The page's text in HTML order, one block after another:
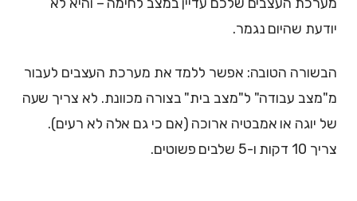
יודעת שהיום נגמר.
הבשורה הטובה: אפשר ללמד את מערכת העצבים לעבור
מ"מצב עבודה" ל"מצב בית" בצורה מכוונת. לא צריך שעה
של יוגה או אמבטיה ארוכה (אם כי גם אלה לא רעים).
צריך 10 דקות ו-5 שלבים פשוטים.